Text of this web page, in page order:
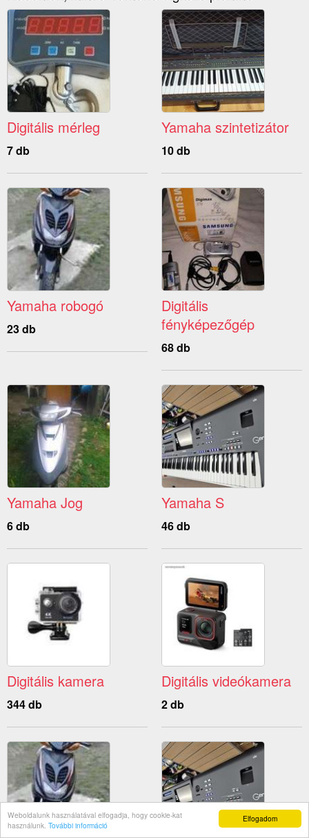
Elfogadom
Weboldalunk használatával elfogadja, hogy cookie-kat
használunk. További információ
Digitális mérleg
7 db
Yamaha szintetizátor
10 db
Yamaha robogó
23 db
Digitális
fényképezőgép
68 db
Yamaha Jog
6 db
Yamaha S
46 db
Digitális kamera
344 db
Digitális videókamera
2 db